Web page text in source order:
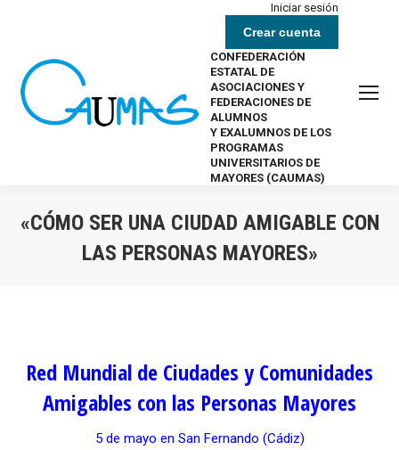
Iniciar sesión
Crear cuenta
CONFEDERACIÓN
ESTATAL DE
ASOCIACIONES Y
FEDERACIONES DE
ALUMNOS
Y EXALUMNOS DE LOS
PROGRAMAS
UNIVERSITARIOS DE
MAYORES (CAUMAS)
«CÓMO SER UNA CIUDAD AMIGABLE CON
LAS PERSONAS MAYORES»
Red Mundial de Ciudades y Comunidades
Amigables con las Personas Mayores
5 de mayo en San Fernando (Cádiz)